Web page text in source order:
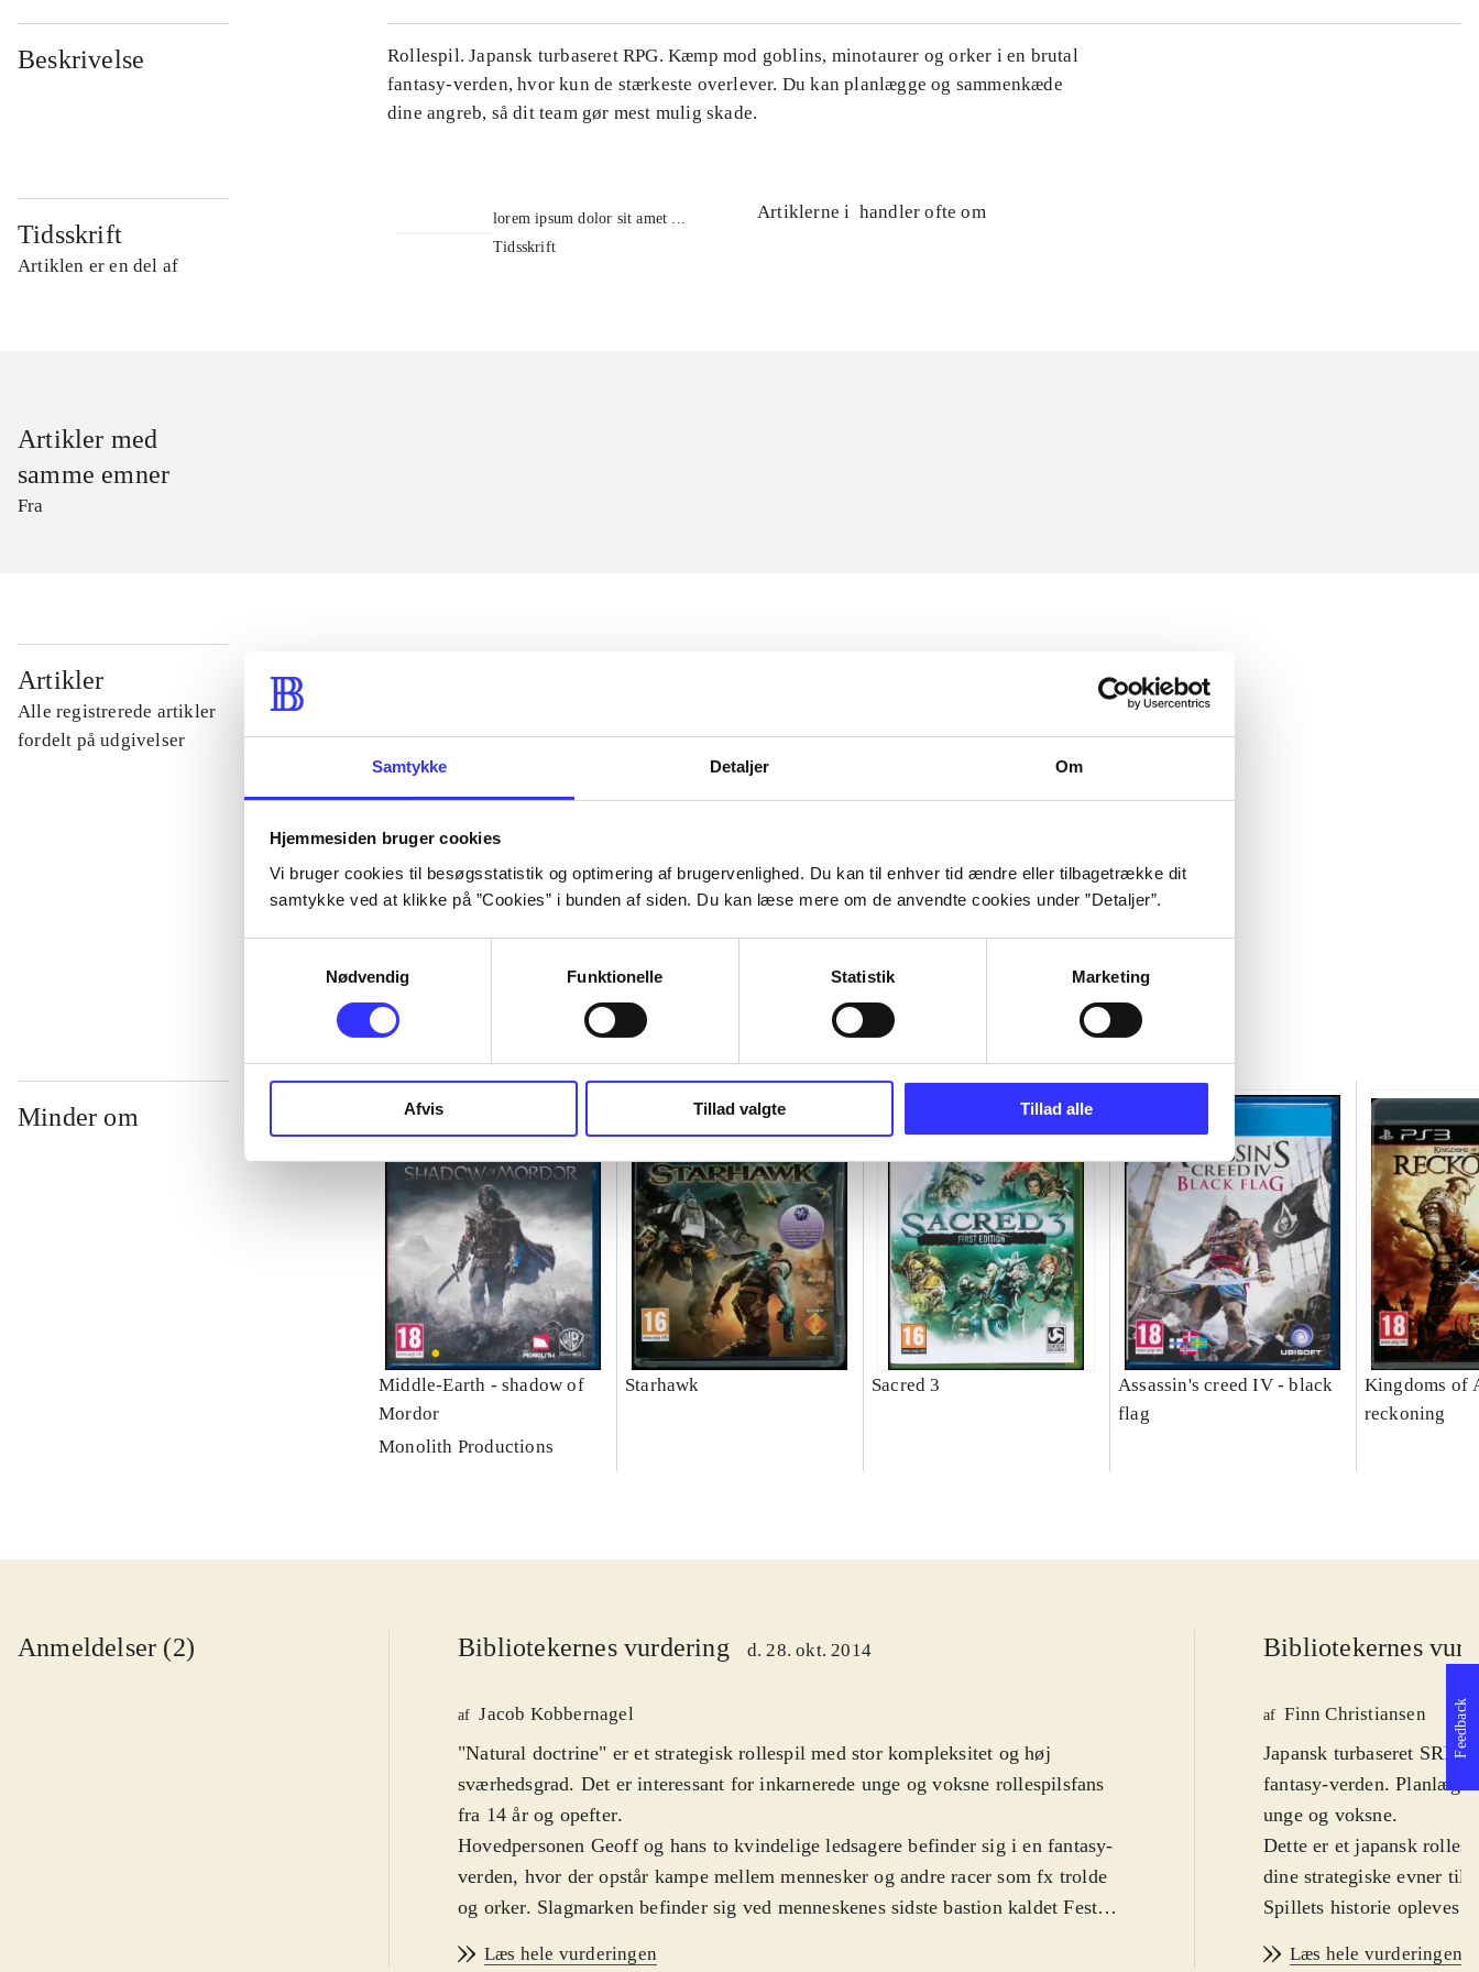
Samtykke Detaljer Om
Hjemmesiden bruger cookies
Vi bruger cookies til besøgsstatistik og optimering af brugervenlighed. Du kan til enhver tid ændre eller tilbagetrække dit
samtykke ved at klikke på ”Cookies” i bunden af siden. Du kan læse mere om de anvendte cookies under ”Detaljer”.
Nødvendig
Funktionelle Statistik Marketing
Afvis Tillad valgte Tillad alle
Beskrivelse
Rollespil. Japansk turbaseret RPG. Kæmp mod goblins, minotaurer og orker i en brutal
fantasy-verden, hvor kun de stærkeste overlever. Du kan planlægge og sammenkæde
dine angreb, så dit team gør mest mulig skade.
Tidsskrift
Artiklen er en del af
lorem ipsum dolor sit amet ...
Tidsskrift
Artiklerne i handler ofte om
Artikler med
samme emner
Fra
Artikler
Alle registrerede artikler
fordelt på udgivelser
...
...
Minder om
Middle-Earth - shadow of
Mordor
Monolith Productions
Starhawk Sacred 3
Assassin's creed IV - black
flag
Kingdoms of
reckoning
Anmeldelser (2) Bibliotekernes vurdering d. 28. okt. 2014
af Jacob Kobbernagel
"Natural doctrine" er et strategisk rollespil med stor kompleksitet og høj
sværhedsgrad. Det er interessant for inkarnerede unge og voksne rollespilsfans
fra 14 år og opefter.
Hovedpersonen Geoff og hans to kvindelige ledsagere befinder sig i en fantasy-
verden, hvor der opstår kampe mellem mennesker og andre racer som fx trolde
og orker. Slagmarken befinder sig ved menneskenes sidste bastion kaldet Feste.
Læs hele vurderingen
Bibliotekernes
af Finn Christiansen
Japansk turbaseret
fantasy-verden. Planlæg
unge og voksne.
Dette er et japansk
dine strategiske evner til
Spillets historie opleves
Læs hele vurderingen
Feedback